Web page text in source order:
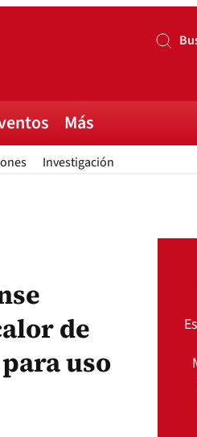
Investigación
Más
de
uso